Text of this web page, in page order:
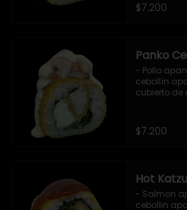
$7.200
Panko
- Pollo
cebollín
cubierto de
$7.200
Hot Katzu
- Salmon
cebollin